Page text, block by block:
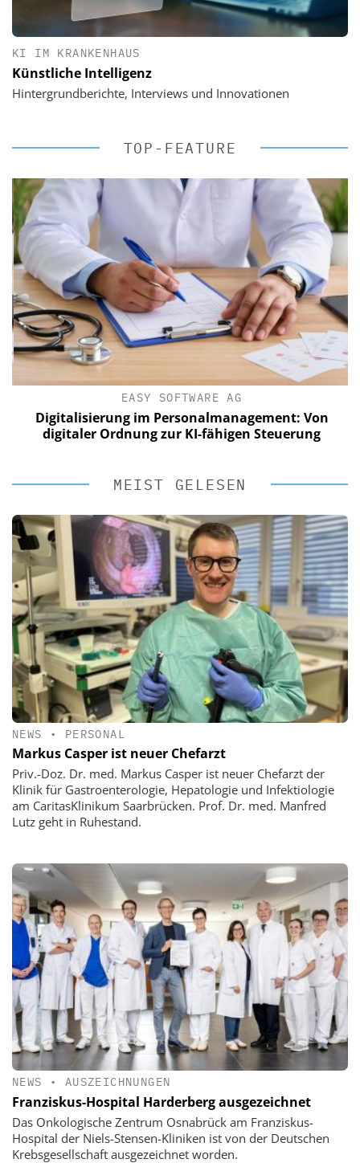
KI IM KRANKENHAUS
Künstliche Intelligenz
Hintergrundberichte, Interviews und Innovationen
TOP-FEATURE
EASY SOFTWARE AG
Digitalisierung im Personalmanagement: Von
digitaler Ordnung zur KI-fähigen Steuerung
MEIST GELESEN
NEWS • PERSONAL
Markus Casper ist neuer Chefarzt
Priv.-Doz. Dr. med. Markus Casper ist neuer Chefarzt der
Klinik für Gastroenterologie, Hepatologie und Infektiologie
am CaritasKlinikum Saarbrücken. Prof. Dr. med. Manfred
Lutz geht in Ruhestand.
NEWS • AUSZEICHNUNGEN
Franziskus-Hospital Harderberg ausgezeichnet
Das Onkologische Zentrum Osnabrück am Franziskus-
Hospital der Niels-Stensen-Kliniken ist von der Deutschen
Krebsgesellschaft ausgezeichnet worden.